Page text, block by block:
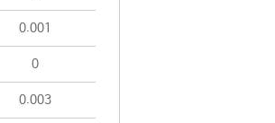
0.001
0
0.003